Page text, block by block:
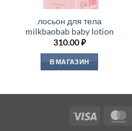
лосьон для тела
milkbaobab baby lotion
310.00₽
В МАГАЗИН
Visa